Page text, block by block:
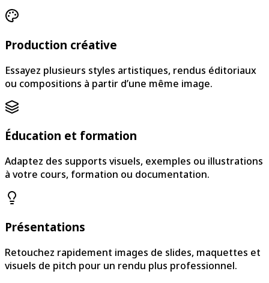
Production créative
Essayez plusieurs styles artistiques, rendus éditoriaux
ou compositions à partir d’une même image.
Éducation et formation
Adaptez des supports visuels, exemples ou illustrations
à votre cours, formation ou documentation.
Présentations
Retouchez rapidement images de slides, maquettes et
visuels de pitch pour un rendu plus professionnel.